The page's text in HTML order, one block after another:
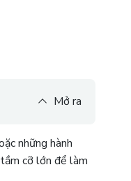
Mở ra
những hành
cỡ lớn để làm